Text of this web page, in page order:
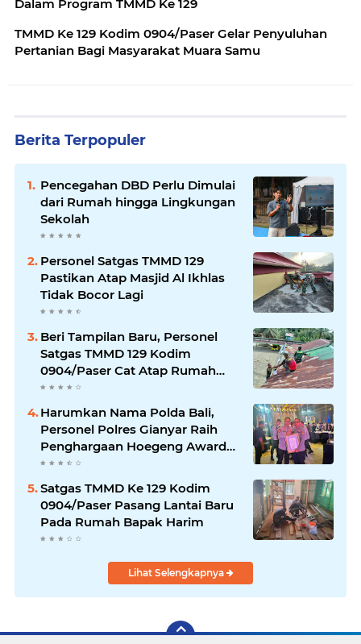
Dalam Program TMMD Ke 129
TMMD Ke 129 Kodim 0904/Paser Gelar Penyuluhan
Pertanian Bagi Masyarakat Muara Samu
Berita Terpopuler
Pencegahan DBD Perlu Dimulai
dari Rumah hingga Lingkungan
Sekolah
Personel Satgas TMMD 129
Pastikan Atap Masjid Al Ikhlas
Tidak Bocor Lagi
Beri Tampilan Baru, Personel
Satgas TMMD 129 Kodim
0904/Paser Cat Atap Rumah
Marbot
Harumkan Nama Polda Bali,
Personel Polres Gianyar Raih
Penghargaan Hoegeng Awards
2026
Satgas TMMD Ke 129 Kodim
0904/Paser Pasang Lantai Baru
Pada Rumah Bapak Harim
Lihat Selengkapnya